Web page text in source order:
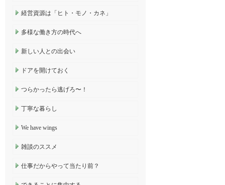
経営資源は「ヒト・モノ・カネ」
多様な働き方の時代へ
新しい人との出会い
ドアを開けておく
つらかったら逃げろ〜！
丁寧な暮らし
We have wings
雑談のススメ
仕事だからやって当たり前？